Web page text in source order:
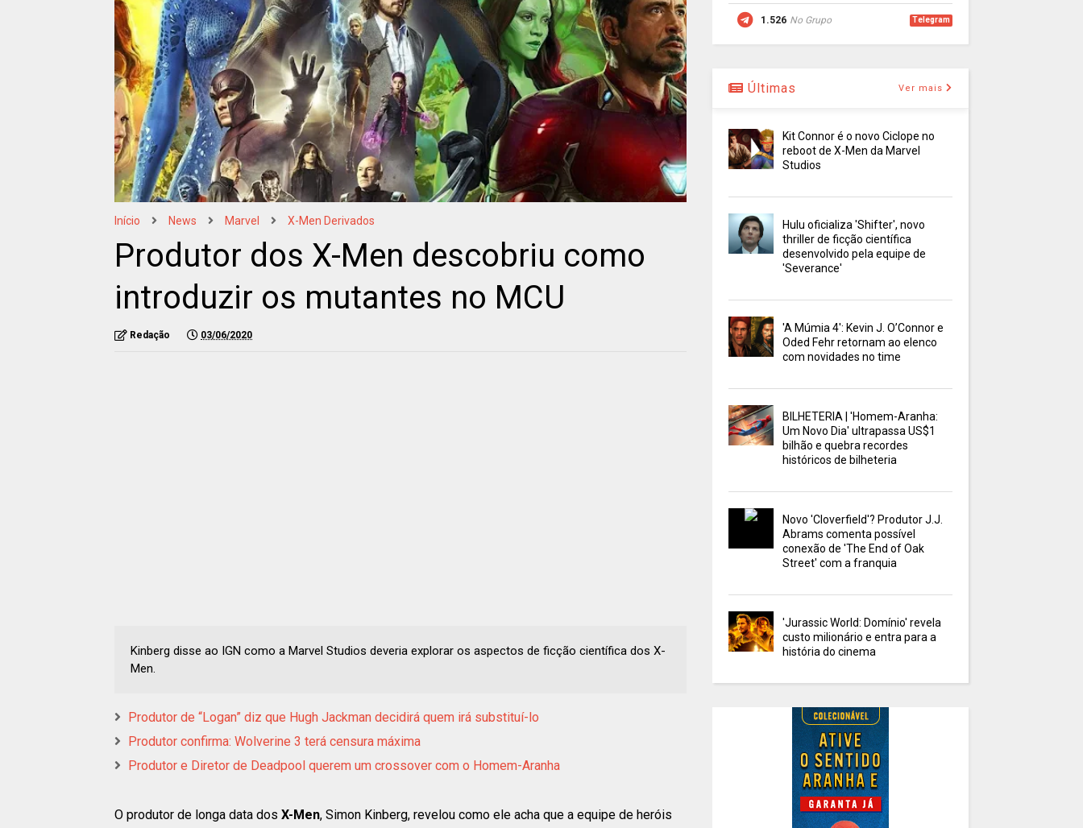
Início News Marvel X-Men Derivados
Produtor dos X-Men descobriu como
introduzir os mutantes no MCU
Redação 03/06/2020
Kinberg disse ao IGN como a Marvel Studios deveria explorar os aspectos de ficção científica dos X-
Men.
Produtor de “Logan” diz que Hugh Jackman decidirá quem irá substituí-lo
Produtor confirma: Wolverine 3 terá censura máxima
Produtor e Diretor de Deadpool querem um crossover com o Homem-Aranha
O produtor de longa data dos X-Men, Simon Kinberg, revelou como ele acha que a equipe de heróis
1.526 No Grupo Telegram
Últimas Ver mais
Kit Connor é o novo Ciclope no
reboot de X-Men da Marvel
Studios
Hulu oficializa 'Shifter', novo
thriller de ficção científica
desenvolvido pela equipe de
'Severance'
'A Múmia 4': Kevin J. O’Connor e
Oded Fehr retornam ao elenco
com novidades no time
BILHETERIA | 'Homem-Aranha:
Um Novo Dia' ultrapassa US$1
bilhão e quebra recordes
históricos de bilheteria
Novo 'Cloverfield'? Produtor J.J.
Abrams comenta possível
conexão de 'The End of Oak
Street' com a franquia
'Jurassic World: Domínio' revela
custo milionário e entra para a
história do cinema